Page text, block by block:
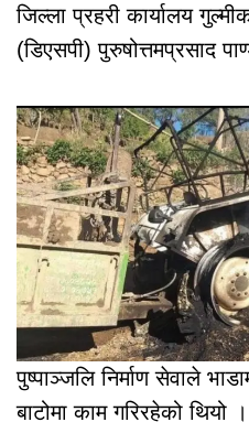
जिल्ला प्रहरी कार्यालय
(डिएसपी) पुरुषोत्तमप्रसाद
पुष्पाञ्जलि निर्माण सेवाले
बाटोमा काम गरिरहेको थियो